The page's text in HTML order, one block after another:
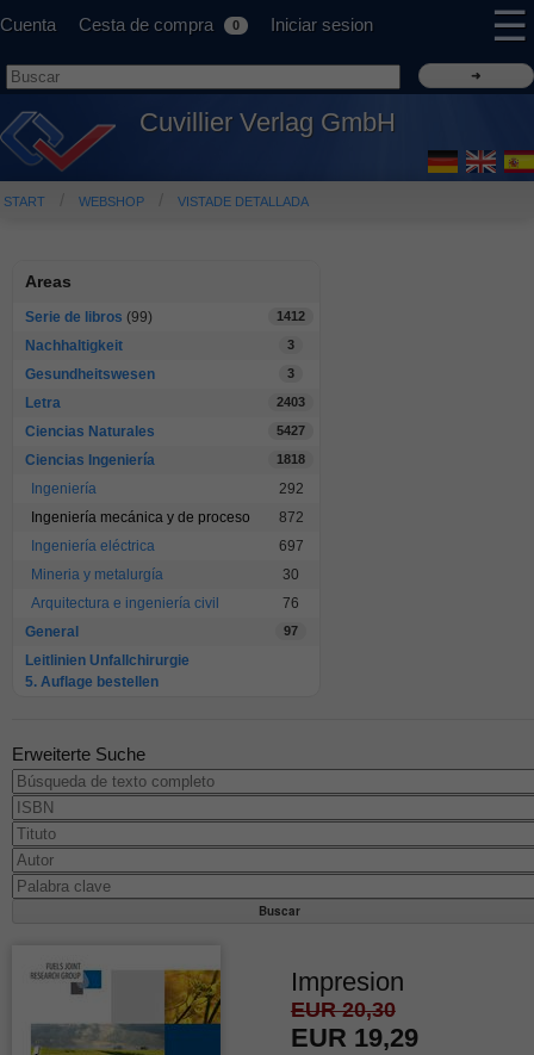
Cuenta Cesta de compra 0 Iniciar sesion ☰
Cuvillier Verlag GmbH
START WEBSHOP VISTADE DETALLADA
Areas
Serie de libros (99) 1412
Nachhaltigkeit 3
Gesundheitswesen 3
Letra 2403
Ciencias Naturales 5427
Ciencias Ingeniería 1818
Ingeniería
292
Ingeniería mecánica y de proceso
872
Ingeniería eléctrica
697
Mineria y metalurgía
30
Arquitectura e ingeniería civil
76
General
97
Leitlinien Unfallchirurgie
5. Auflage bestellen
Erweiterte Suche
Impresion
EUR 20,30
EUR 19,29